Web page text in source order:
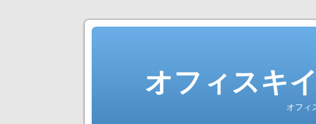
オフィスキ
オフィ